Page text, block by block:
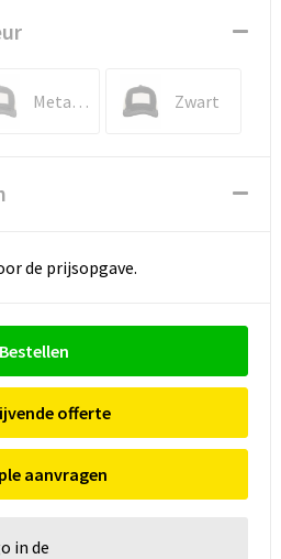
Metaalgrijs Zwart
de prijsopgave.
Bestellen
offerte
aanvragen
in de